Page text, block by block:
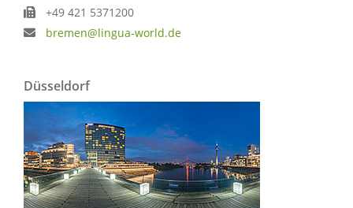
+49 421 5371200
bremen@lingua-world.de
Düsseldorf